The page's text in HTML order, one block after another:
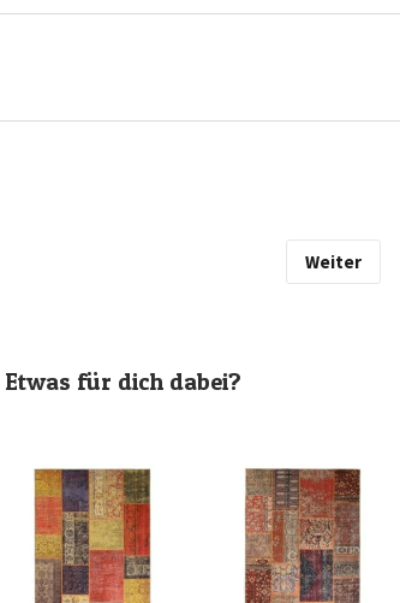
Weiter
Etwas für dich dabei?